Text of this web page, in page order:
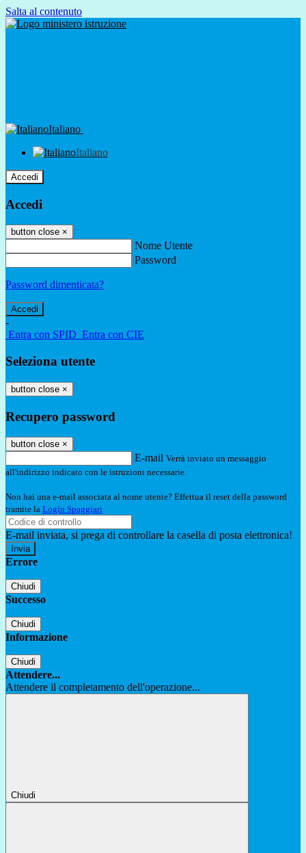
Salta al contenuto
Italiano
Italiano
Accedi
Accedi
button close ×
Nome Utente
Password
Password dimenticata?
-
Entra con SPID Entra con CIE
Seleziona utente
button close ×
Recupero password
button close ×
E-mail Verrà inviato un messaggio
all'indirizzo indicato con le istruzioni necessarie.
Non hai una e-mail associata al nome utente? Effettua il reset della password
tramite la Login Spaggiari
E-mail inviata, si prega di controllare la casella di posta elettronica!
Errore
Chiudi
Successo
Chiudi
Informazione
Chiudi
Attendere...
Attendere il completamento dell'operazione...
Chiudi